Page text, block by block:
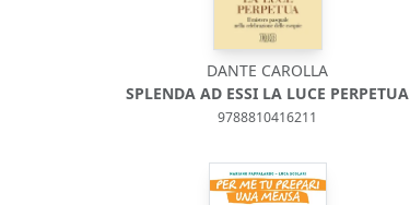
DANTE CAROLLA
SPLENDA AD ESSI LA LUCE PERPETUA
9788810416211